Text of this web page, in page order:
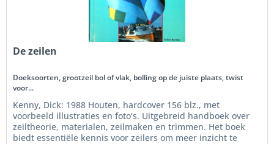
De zeilen
Doeksoorten, grootzeil bol of vlak, bolling op de juiste plaats, twist
voor...
Kenny, Dick: 1988 Houten, hardcover 156 blz., met
voorbeeld illustraties en foto's. Uitgebreid handboek over
zeiltheorie, materialen, zeilmaken en trimmen. Het boek
biedt essentiële kennis voor zeilers om meer inzicht te